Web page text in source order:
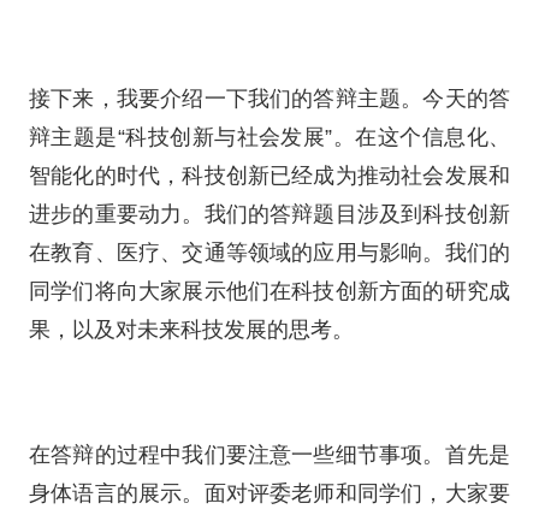
接下来，我要介绍一下我们的答辩主题。今天的答
辩主题是“科技创新与社会发展”。在这个信息化、
智能化的时代，科技创新已经成为推动社会发展和
进步的重要动力。我们的答辩题目涉及到科技创新
在教育、医疗、交通等领域的应用与影响。我们的
同学们将向大家展示他们在科技创新方面的研究成
果，以及对未来科技发展的思考。
在答辩的过程中我们要注意一些细节事项。首先是
身体语言的展示。面对评委老师和同学们，大家要